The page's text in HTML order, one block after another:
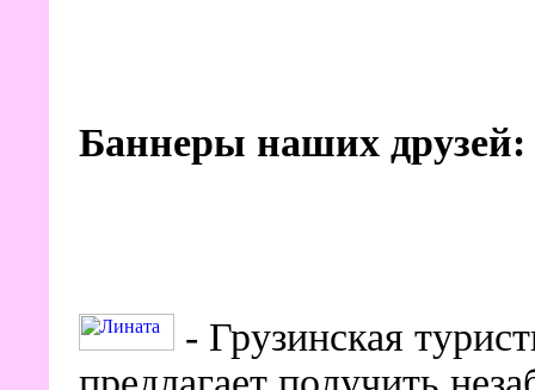
Баннеры наших друзей:
- Грузинская